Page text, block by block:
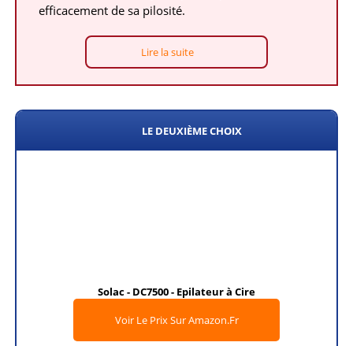
efficacement de sa pilosité.
Lire la suite
LE DEUXIÈME CHOIX
Solac - DC7500 - Epilateur à Cire
Voir Le Prix Sur Amazon.fr